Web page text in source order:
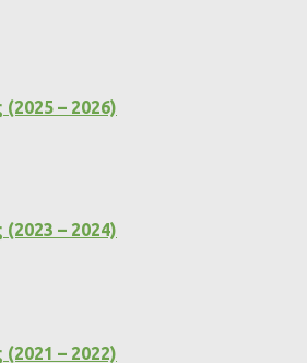
(2025 – 2026)
(2023 – 2024)
(2021 – 2022)